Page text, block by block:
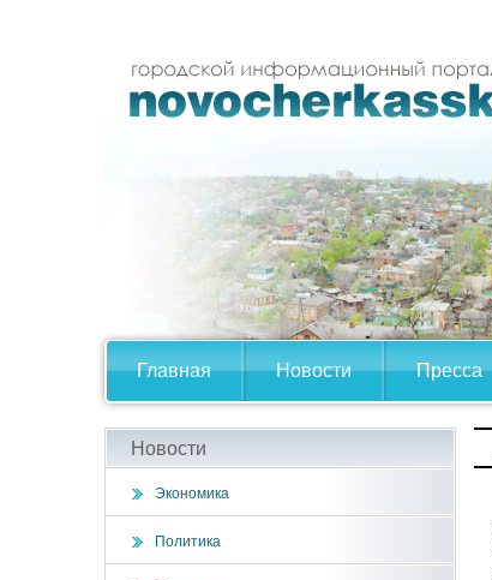
Главная Новости Пресса
Новости
Экономика
Политика